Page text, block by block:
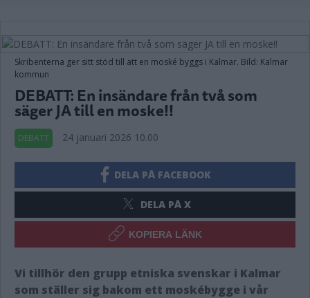
Skribenterna ger sitt stöd till att en moské byggs i Kalmar. Bild: Kalmar
kommun
DEBATT: En insändare från två som
säger JA till en moske!!
DEBATT 24 januari 2026 10.00
DELA PÅ FACEBOOK
DELA PÅ X
KOPIERA LÄNK
Vi tillhör den grupp etniska svenskar i Kalmar
som ställer sig bakom ett moskébygge i vår